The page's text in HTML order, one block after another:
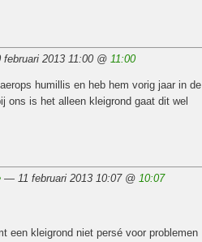
2013 11:00 @ 11:00
humillis en heb hem vorig jaar in de
ons is het alleen kleigrond gaat dit wel
— 11 februari 2013 10:07 @ 10:07
een kleigrond niet persé voor problemen